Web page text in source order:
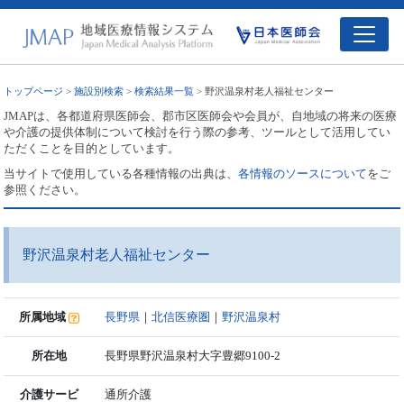
トップページ >施設別検索 >検索結果一覧 > 野沢温泉村老人福祉センター
JMAPは、各都道府県医師会、郡市区医師会や会員が、自地域の将来の医療
や介護の提供体制について検討を行う際の参考、ツールとして活用してい
ただくことを目的としています。
当サイトで使用している各種情報の出典は、各情報のソースについてをご
参照ください。
野沢温泉村老人福祉センター
所属地域 長野県 ｜北信医療圏 ｜ 野沢温泉村
所在地 長野県野沢温泉村大字豊郷9100-2
介護サービ
通所介護